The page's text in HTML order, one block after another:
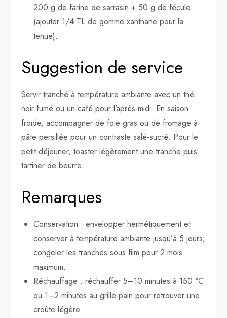
200 g de farine de sarrasin + 50 g de fécule
(ajouter 1/4 TL de gomme xanthane pour la
tenue).
Suggestion de service
Servir tranché à température ambiante avec un thé
noir fumé ou un café pour l’après-midi. En saison
froide, accompagner de foie gras ou de fromage à
pâte persillée pour un contraste salé-sucré. Pour le
petit-déjeuner, toaster légèrement une tranche puis
tartiner de beurre.
Remarques
Conservation : envelopper hermétiquement et
conserver à température ambiante jusqu’à 5 jours;
congeler les tranches sous film pour 2 mois
maximum.
Réchauffage : réchauffer 5–10 minutes à 150 °C
ou 1–2 minutes au grille-pain pour retrouver une
croûte légère.